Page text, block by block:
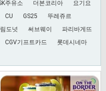
주유소 더본코리아
요기요
CU GS25
뚜레쥬르
도넛 써브웨이
파리바게뜨
CGV기프트카드
롯데시네마